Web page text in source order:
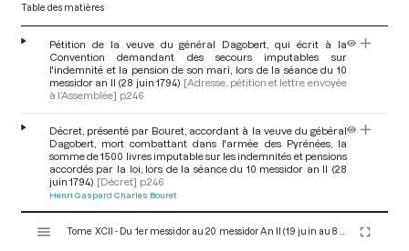
Table des matières
Pétition de la veuve du général Dagobert, qui écrit à la
Convention demandant des secours imputables sur
l'indemnité et la pension de son mari, lors de la séance du 10
messidor an II (28 juin 1794) [Adresse, pétition et lettre envoyée
à l’Assemblée] p.246
Décret, présenté par Bouret, accordant à la veuve du gébéral
Dagobert, mort combattant dans l'armée des Pyrénées, la
somme de 1500 livres imputable sur les indemnités et pensions
accordés par la loi, lors de la séance du 10 messidor an II (28
juin 1794) [Décret] p.246
Henri Gaspard Charles Bouret